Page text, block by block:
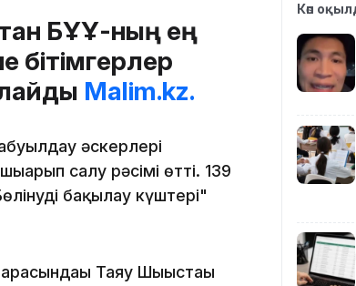
БҰҰ-ның ең
бітімгерлер
Malim.kz.
әскерлері
салу рәсімі өтті. 139
бақылау күштері"
Таяу Шығыстағы
12:35
Көп